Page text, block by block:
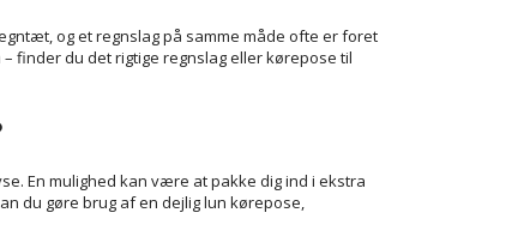
og et regnslag på samme måde ofte er foret
finder du det rigtige regnslag eller kørepose til
En mulighed kan være at pakke dig ind i ekstra
du gøre brug af en dejlig lun kørepose,